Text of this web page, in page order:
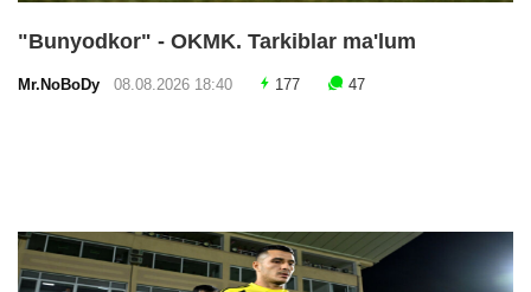
"Bunyodkor" - OKMK. Tarkiblar ma'lum
Mr.NoBoDy 08.08.2026 18:40 177 47